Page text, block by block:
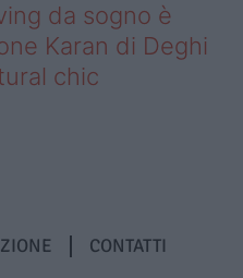
da sogno è
Karan di Deghi
chic
CONTATTI